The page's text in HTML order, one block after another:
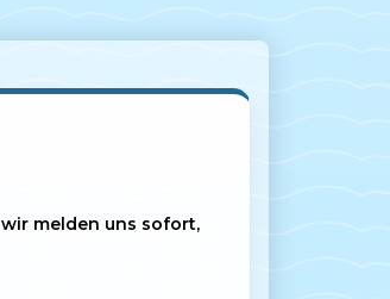
melden uns sofort,